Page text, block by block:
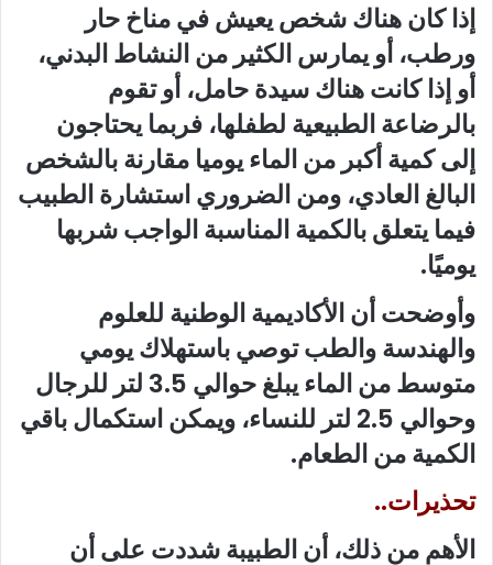
إذا كان هناك شخص يعيش في مناخ حار
ورطب، أو يمارس الكثير من النشاط البدني،
أو إذا كانت هناك سيدة حامل، أو تقوم
بالرضاعة الطبيعية لطفلها، فربما يحتاجون
إلى كمية أكبر من الماء يوميا مقارنة بالشخص
البالغ العادي، ومن الضروري استشارة الطبيب
فيما يتعلق بالكمية المناسبة الواجب شربها
يوميًا.
وأوضحت أن الأكاديمية الوطنية للعلوم
والهندسة والطب توصي باستهلاك يومي
متوسط من الماء يبلغ حوالي 3.5 لتر للرجال
وحوالي 2.5 لتر للنساء، ويمكن استكمال باقي
الكمية من الطعام.
تحذيرات..
الأهم من ذلك، أن الطبيبة شددت على أن